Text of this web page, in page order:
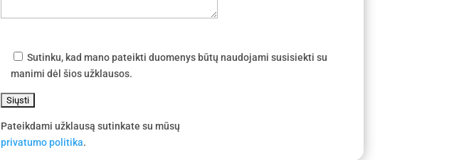
Sutinku, kad mano pateikti duomenys būtų naudojami susisiekti su
manimi dėl šios užklausos.
Pateikdami užklausą sutinkate su mūsų
privatumo politika.